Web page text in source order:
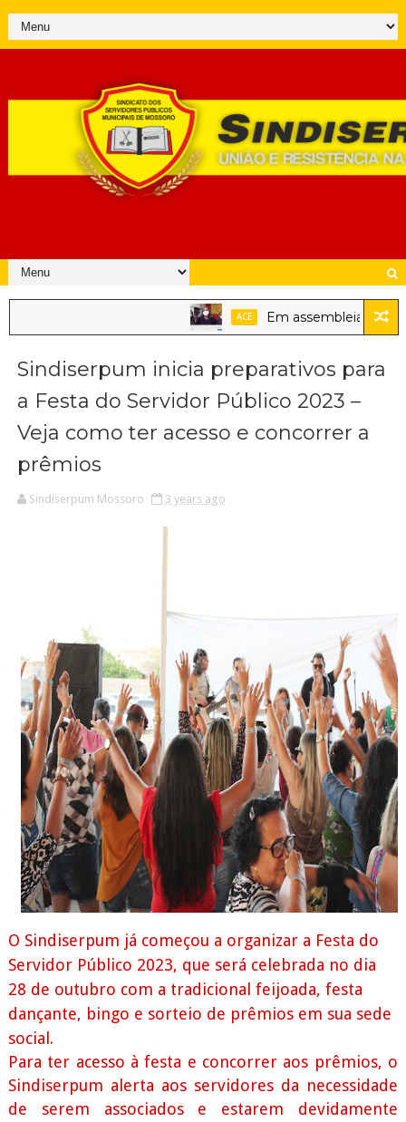
ACE Em assembleia,
Sindiserpum inicia preparativos para
a Festa do Servidor Público 2023 –
Veja como ter acesso e concorrer a
prêmios
Sindiserpum Mossoro 3 years ago
O Sindiserpum já começou a organizar a Festa do
Servidor Público 2023, que será celebrada no dia
28 de outubro com a tradicional feijoada, festa
dançante, bingo e sorteio de prêmios em sua sede
social.
Para ter acesso à festa e concorrer aos prêmios, o
Sindiserpum alerta aos servidores da necessidade
de serem associados e estarem devidamente